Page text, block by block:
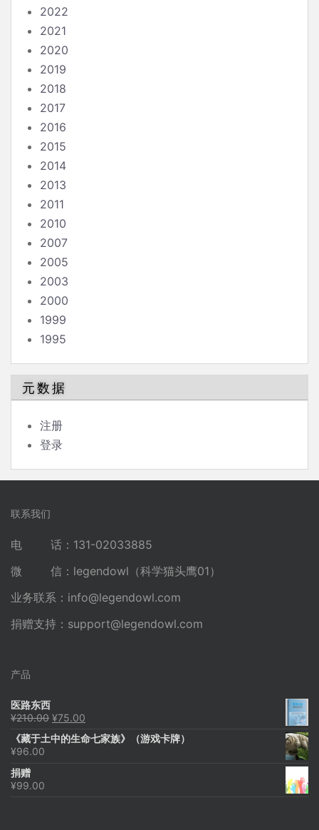
2022
2021
2020
2019
2018
2017
2016
2015
2014
2013
2011
2010
2007
2005
2003
2000
1999
1995
元数据
注册
登录
联系我们
电 话：131-02033885
微 信：legendowl（科学猫头鹰01）
业务联系： info@legendowl.com
捐赠支持： support@legendowl.com
产品
医路东西
¥210.00 原
为：
¥75.00
价
《藏于土中的生命七家族》（游戏卡牌）
¥96.00
捐赠
¥99.00